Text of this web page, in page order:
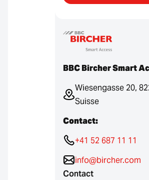
BBC Bircher Smart
Wiesengasse 20,
Suisse
Contact:
+41 52 687 11 11
info@bircher.com
Contact